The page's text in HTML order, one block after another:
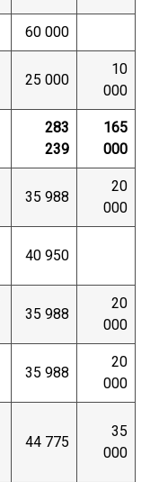
60 000
25 000
10
000
283
239
165
000
35 988
20
000
40 950
35 988
20
000
35 988
20
000
44 775
35
000